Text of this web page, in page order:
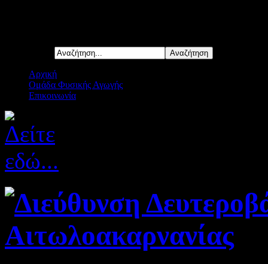
Αρχική
Ομάδα Φυσικής Αγωγής
Επικοινωνία